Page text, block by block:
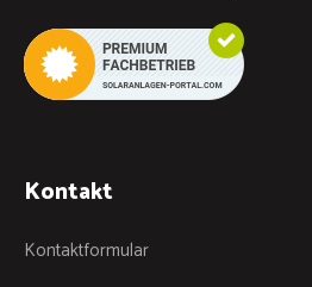
Kontakt
Kontaktformular